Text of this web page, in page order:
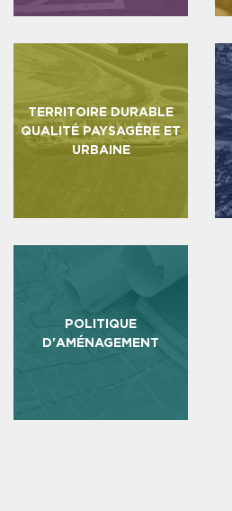
TERRITOIRE DURABLE
QUALITÉ PAYSAGÈRE ET
URBAINE
POLITIQUE
D'AMÉNAGEMENT